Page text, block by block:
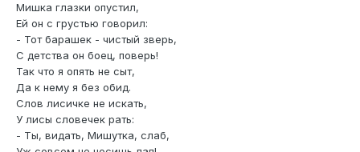
Мишка глазки опустил,
Ей он с грустью говорил:
- Тот барашек - чистый зверь,
С детства он боец, поверь!
Так что я опять не сыт,
Да к нему я без обид.
Слов лисичке не искать,
У лисы словечек рать:
- Ты, видать, Мишутка, слаб,